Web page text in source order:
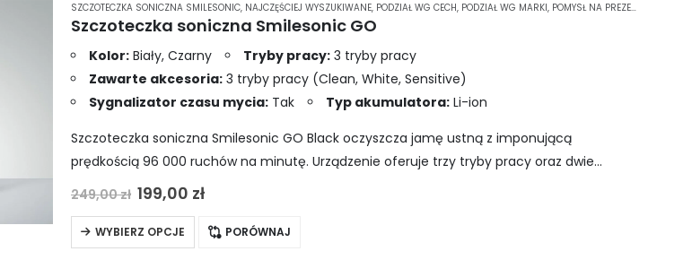
SZCZOTECZKA SONICZNA SMILESONIC, NAJCZĘŚCIEJ WYSZUKIWANE, PODZIAŁ WG CECH, PODZIAŁ WG MARKI, POMYSŁ NA PREZENT
Szczoteczka soniczna Smilesonic GO
Kolor: Biały, Czarny Tryby pracy: 3 tryby pracy
Zawarte akcesoria: 3 tryby pracy (Clean, White, Sensitive)
Sygnalizator czasu mycia: Tak Typ akumulatora: Li-ion
Szczoteczka soniczna Smilesonic GO Black oczyszcza jamę ustną z imponującą
prędkością 96 000 ruchów na minutę. Urządzenie oferuje trzy tryby pracy oraz dwie
wymienne końcówki w zestawie, co zwiększa jego…
249,00zł Pierwotna
cena
wynosiła:
249,00 zł.
199,00 złAktualna
wynosi:
199,00 zł.
WYBIERZ OPCJE
Ten
produkt
PORÓWNAJ